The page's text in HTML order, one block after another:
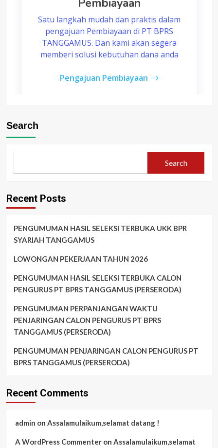
Search
Search
Recent Posts
PENGUMUMAN HASIL SELEKSI TERBUKA UKK BPR
SYARIAH TANGGAMUS
LOWONGAN PEKERJAAN TAHUN 2026
PENGUMUMAN HASIL SELEKSI TERBUKA CALON
PENGURUS PT BPRS TANGGAMUS (PERSERODA)
PENGUMUMAN PERPANJANGAN WAKTU
PENJARINGAN CALON PENGURUS PT BPRS
TANGGAMUS (PERSERODA)
PENGUMUMAN PENJARINGAN CALON PENGURUS PT
BPRS TANGGAMUS (PERSERODA)
Recent Comments
admin on Assalamulaikum,selamat datang !
A WordPress Commenteron Assalamulaikum,selamat